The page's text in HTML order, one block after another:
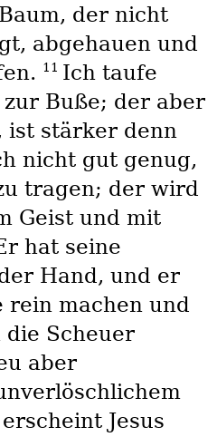
der nicht
abgehauen und
11 Ich taufe
Buße; der aber
ist stärker denn
nicht gut genug,
tragen; der wird
Geist und mit
hat seine
Hand, und er
rein machen und
die Scheuer
aber
Jesus